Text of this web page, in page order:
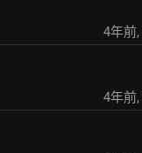
4年前,
4年前,